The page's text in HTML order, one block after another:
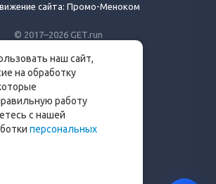
© 2017–2026 GET.run
Сделано с ❤ бегунами
для бегунов
Телеграм-канал Get.run
Беговой чат в Телеграм
info@get.run
сайта: Промо-Меноком
наш сайт,
на обработку
работу
с нашей
персональных